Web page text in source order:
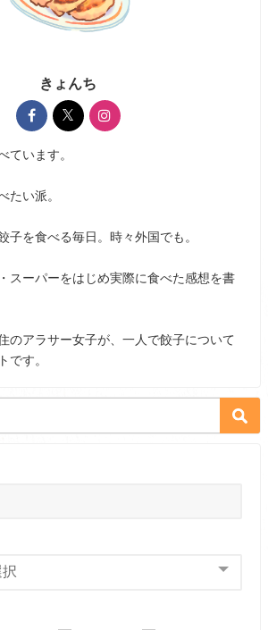
きょんち
ています。
たい派。
子を食べる毎日。時々外国でも。
スーパーをはじめ実際に食べた感想を書
のアラサー女子が、一人で餃子について
です。